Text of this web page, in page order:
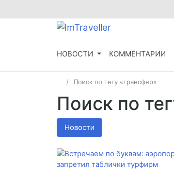
НОВОСТИ КОММЕНТАРИИ
Поиск по тегу «трансфер»
Поиск по
Новости